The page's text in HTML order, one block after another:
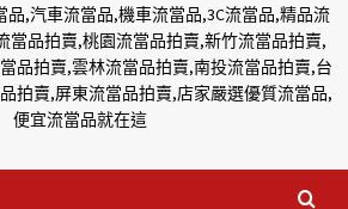
品,汽車流當品,機車流當品,3C流當品,精品流
當品拍賣,桃園流當品拍賣,新竹流當品拍賣,
品拍賣,雲林流當品拍賣,南投流當品拍賣,台
拍賣,屏東流當品拍賣,店家嚴選優質流當品,
便宜流當品就在這